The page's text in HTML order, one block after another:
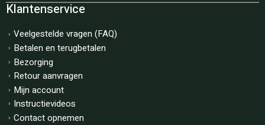
Klantenservice
Veelgestelde vragen (FAQ)
Betalen en terugbetalen
Bezorging
Retour aanvragen
Mijn account
Instructievideos
Contact opnemen